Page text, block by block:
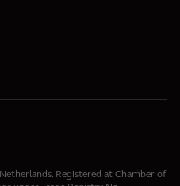
Registered at Chamber of